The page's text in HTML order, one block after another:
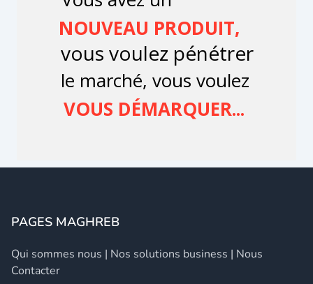
PAGES MAGHREB
Qui sommes nous | Nos solutions business | Nous
Contacter